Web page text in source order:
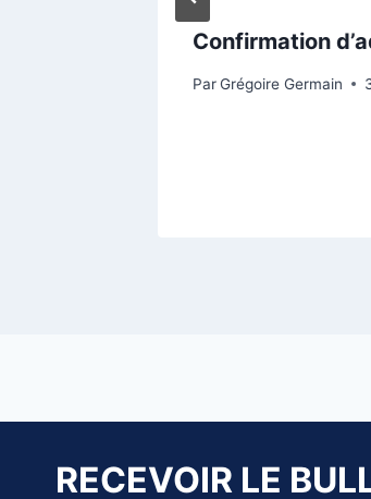
Confirmation
ParGrégoire Germain
RECEVOIR LE